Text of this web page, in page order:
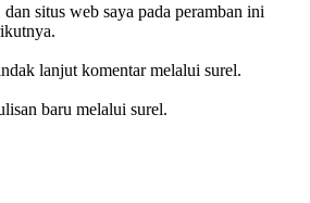
situs web saya pada peramban ini
lanjut komentar melalui surel.
baru melalui surel.